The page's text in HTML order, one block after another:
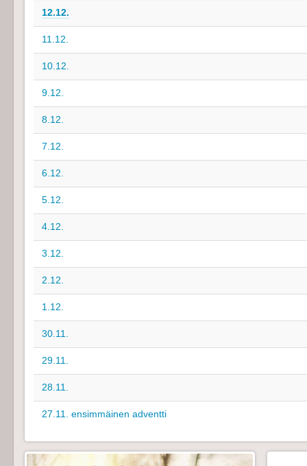
12.12.
11.12.
10.12.
9.12.
8.12.
7.12.
6.12.
5.12.
4.12.
3.12.
2.12.
1.12.
30.11.
29.11.
28.11.
27.11. ensimmäinen adventti